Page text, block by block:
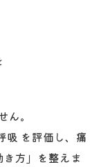
。
吸 を評価し、痛
方」を整えま